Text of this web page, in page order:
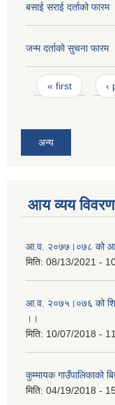
बसाई सराई दर्ताको फारम
जन्म दर्ताको सुचना फारम
Pages
« first ‹
अन्य
आय व्यय विवरण
आ.व. २०७७।०७८ को
मिति: 08/13/2021 -
आ.व. २०७५।०७६ को
।।
मिति: 10/07/2018 -
कुम्मायक गाउँपालिकाको
मिति: 04/19/2018 -